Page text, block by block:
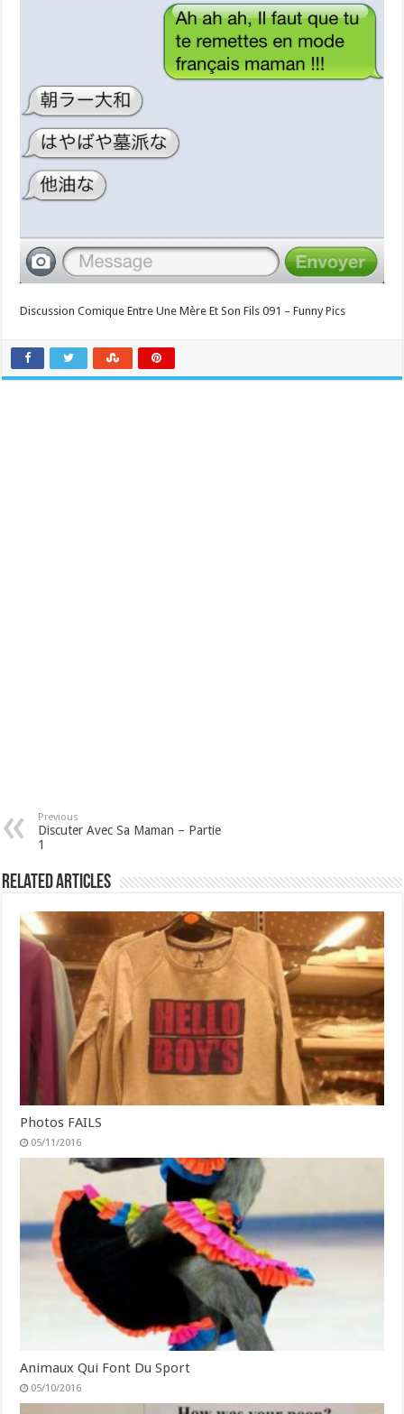
Discussion Comique Entre Une Mère Et Son Fils 091 – Funny Pics
Previous
Discuter Avec Sa Maman – Partie
1
Related Articles
Photos FAILS
05/11/2016
Animaux Qui Font Du Sport
05/10/2016